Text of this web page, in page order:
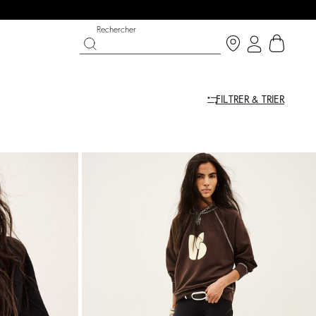
COLLECTION CÉRÉMONIE
bright side
Rechercher
FILTRER & TRIER